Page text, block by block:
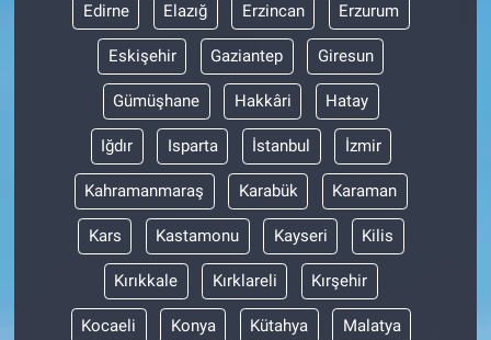
Edirne Elazığ Erzincan Erzurum
Eskişehir Gaziantep Giresun
Gümüşhane Hakkâri Hatay
Iğdır Isparta İstanbul İzmir
Kahramanmaraş Karabük Karaman
Kars Kastamonu Kayseri Kilis
Kırıkkale Kırklareli Kırşehir
Kocaeli Konya Kütahya Malatya